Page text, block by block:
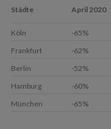
Städte April 2020
Köln -65%
Frankfurt
-62%
Berlin
-52%
Hamburg
-60%
München
-65%